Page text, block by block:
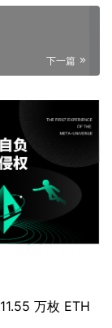
下一篇
万枚 ETH